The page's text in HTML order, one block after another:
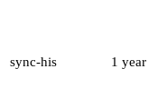
sync-his 1 year